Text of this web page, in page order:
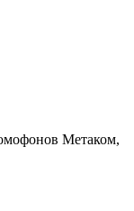
Метаком,